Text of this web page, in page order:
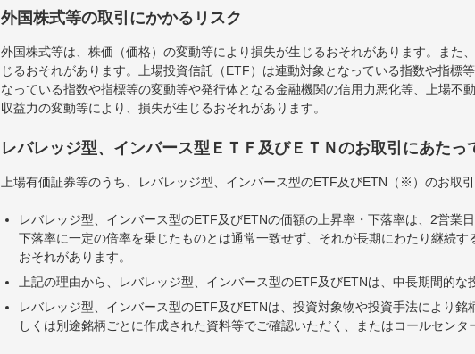
外国株式等の取引にかかるリスク
外国株式等は、株価（価格）の変動等により損失が生じるおそれがあります。また
じるおそれがあります。上場投資信託（ETF）は連動対象となっている指数や指標
なっている指数や指標等の変動等や発行体となる金融機関の信用力悪化等、上場不
収益力の変動等により、損失が生じるおそれがあります。
レバレッジ型、インバース型ＥＴＦ及びＥＴＮのお取引にあたっ
上場有価証券等のうち、レバレッジ型、インバース型のETF及びETN（※）のお取
レバレッジ型、インバース型のETF及びETNの価額の上昇率・下落率は、2営業
下落率に一定の倍率を乗じたものとは通常一致せず、それが長期にわたり継続
おそれがあります。
上記の理由から、レバレッジ型、インバース型のETF及びETNは、中長期間的な
レバレッジ型、インバース型のETF及びETNは、投資対象物や投資手法により
しくは別途銘柄ごとに作成された資料等でご確認いただく、またはコールセンタ